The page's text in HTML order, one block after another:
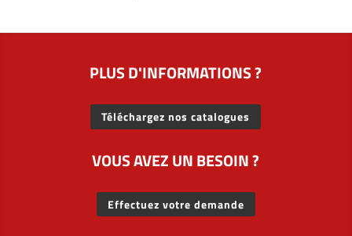
PLUS D'INFORMATIONS ?
Téléchargez nos catalogues
VOUS AVEZ UN BESOIN ?
Effectuez votre demande